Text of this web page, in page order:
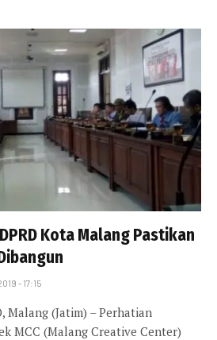
Kota Malang Pastikan
- 17:15
Malang (Jatim) – Perhatian
MCC (Malang Creative Center)